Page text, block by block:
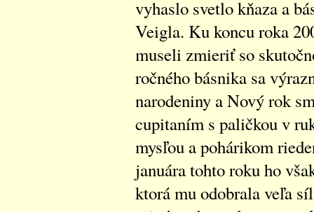
vyhaslo svetlo kňaza a
Veigla. Ku koncu roka
museli zmieriť so
ročného básnika sa
narodeniny a Nový rok
cupitaním s paličkou v
mysľou a pohárikom
januára tohto roku ho
ktorá mu odobrala veľa